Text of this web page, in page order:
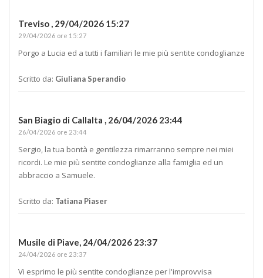
Treviso , 29/04/2026 15:27
29/04/2026 ore 15:27
Porgo a Lucia ed a tutti i familiari le mie più sentite condoglianze
Scritto da: Giuliana Sperandio
San Biagio di Callalta , 26/04/2026 23:44
26/04/2026 ore 23:44
Sergio, la tua bontà e gentilezza rimarranno sempre nei miei
ricordi. Le mie più sentite condoglianze alla famiglia ed un
abbraccio a Samuele.
Scritto da: Tatiana Piaser
Musile di Piave, 24/04/2026 23:37
24/04/2026 ore 23:37
Vi esprimo le più sentite condoglianze per l'improvvisa